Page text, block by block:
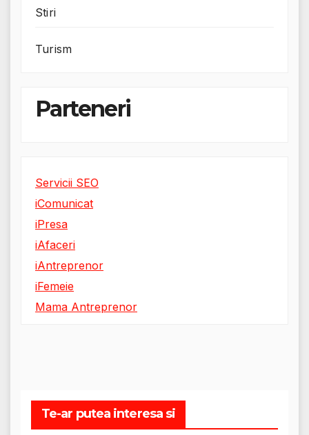
Stiri
Turism
Parteneri
Servicii SEO
iComunicat
iPresa
iAfaceri
iAntreprenor
iFemeie
Mama Antreprenor
Te-ar putea interesa si